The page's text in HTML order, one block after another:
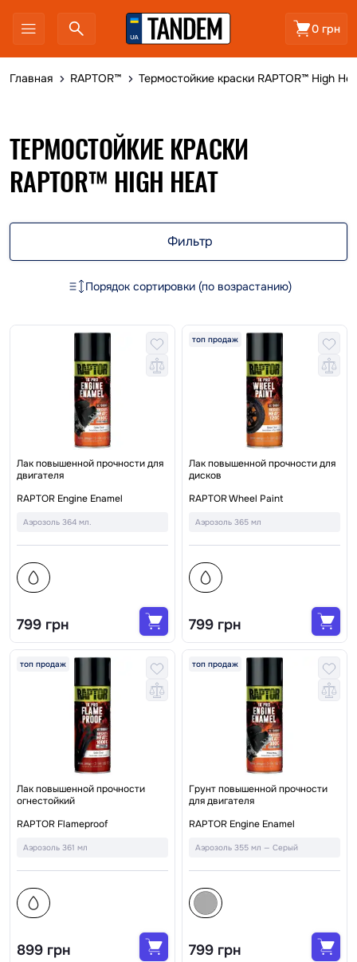
0 грн
Главная RAPTOR™ Термостойкие краски RAPTOR™ High
ТЕРМОСТОЙКИЕ КРАСКИ
RAPTOR™ HIGH HEAT
Фильтр
Порядок сортировки (по возрастанию)
Лак повышенной прочности для
двигателя
RAPTOR Engine Enamel
Аэрозоль 364 мл.
799 грн
топ продаж
Лак повышенной прочности для
дисков
RAPTOR Wheel Paint
Аэрозоль 365 мл
799 грн
топ продаж
Лак повышенной прочности
огнестойкий
RAPTOR Flameproof
Аэрозоль 361 мл
899 грн
топ продаж
Грунт повышенной прочности
для двигателя
RAPTOR Engine Enamel
Аэрозоль 355 мл — Серый
799 грн